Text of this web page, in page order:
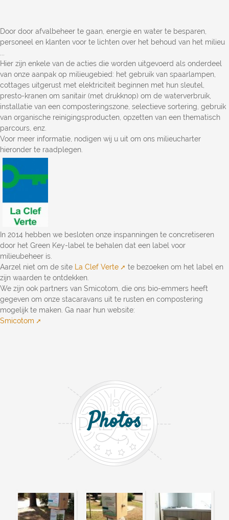
Door door afvalbeheer te gaan, energie en water te besparen,
personeel en klanten voor te lichten over het behoud van het milieu
Hier zijn enkele van de acties die worden uitgevoerd als onderdeel
van onze aanpak op milieugebied: het gebruik van spaarlampen,
cottages uitgerust met elektriciteit beginnen met hun sleutel,
presto-kranen om sanitair (met drukknop) om de waterverbruik,
installatie van een composteringszone, selectieve sortering, gebruik
van organische reinigingsproducten, opzetten van een thematisch
parcours, enz.
Voor meer informatie, nodigen wij u uit om ons milieucharter
hieronder te raadplegen.
In 2014 hebben we besloten onze inspanningen te concretiseren
door het Green Key-label te behalen dat een label voor
milieubeheer is.
Aarzel niet om de site La Clef Verte
te bezoeken om het label en
zijn waarden te ontdekken.
We zijn ook partners van Smicotom, die ons bio-emmers heeft
gegeven om onze stacaravans uit te rusten en compostering
mogelijk te maken. Ga naar hun website:
Smicotom
Photos